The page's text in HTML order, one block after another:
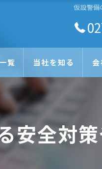
仮設警備
覧 当社を知る
未経験
日払い
安全対